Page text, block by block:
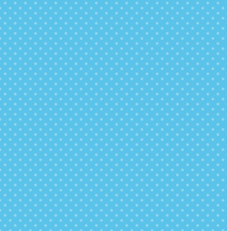
たくさん飲んでも料金は変わらない。水道水をろ過
していつでもおいしいお水を好きなだけ使うことが
できます。
美味しい
ドリップ方式のフィルターを使用しているので、お
水が美味しいです。地層を染み渡ってろ過される天
然水と同じ原理を採用しています。
クセが無く、サッパリ・スッキリした美味しいお水